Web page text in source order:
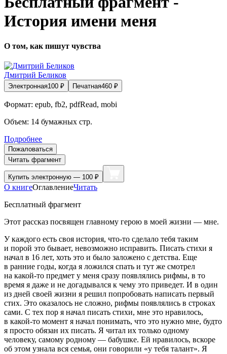
История имени меня
О том, как пишут чувства
Дмитрий Беликов
Электронная100 ₽ Печатная460 ₽
Формат: epub, fb2, pdfRead, mobi
Объем: 14 бумажных стр.
Подробнее
Пожаловаться
Читать фрагмент
Купить электронную — 100 ₽
О книгеОглавлениеЧитать
Бесплатный фрагмент
Этот рассказ посвящен главному герою в моей жизни — мне.
У каждого есть своя история, что-то сделало тебя таким
и порой это бывает, невозможно исправить. Писать стихи я
начал в 16 лет, хоть это и было заложено с детства. Еще
в ранние годы, когда я ложился спать и тут же смотрел
на какой-то предмет у меня сразу появлялись рифмы, в то
время я даже и не догадывался к чему это приведет. И в один
из дней своей жизни я решил попробовать написать первый
стих. Это оказалось не сложно, рифмы появлялись в строках
сами. С тех пор я начал писать стихи, мне это нравилось,
в какой-то момент я начал понимать, что это нужно мне, будто
я просто обязан их писать. Я читал их только одному
человеку, самому родному — бабушке. Ей нравилось, вскоре
об этом узнала вся семья, они говорили «у тебя талант». Я